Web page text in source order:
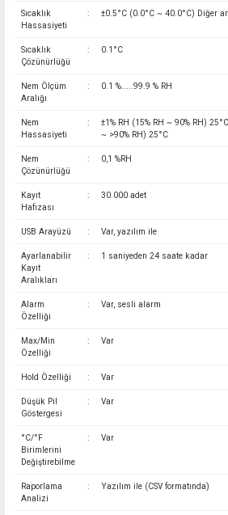
Sıcaklık
Hassasiyeti
: ±0.5°C (0.0°C ~ 40.0°C) Diğer
Sıcaklık
Çözünürlüğü
: 0.1°C
Nem Ölçüm
Aralığı
: 0.1 %.....99.9 % RH
Nem
Hassasiyeti
:
±1% RH (15% RH ~ 90% RH)
~ >90% RH) 25°C
Nem
Çözünürlüğü
: 0,1 %RH
Kayıt
Hafızası
: 30.000 adet
USB Arayüzü : Var, yazılım ile
Ayarlanabilir
Kayıt
Aralıkları
: 1 saniyeden 24 saate kadar
Alarm
Özelliği
: Var, sesli alarm
Max/Min
Özelliği
: Var
Hold Özelliği : Var
Düşük Pil
Göstergesi
: Var
°C/°F
Birimlerini
Değiştirebilme
: Var
Raporlama
Analizi
: Yazılım ile (CSV formatında)